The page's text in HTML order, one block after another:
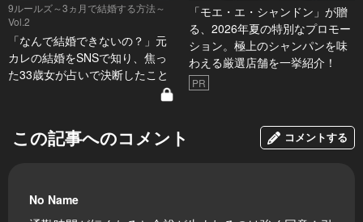
9ルールズ～3ヵ月で結婚する方法～
Vol.2
「なんで結婚できないの？」元
カレの結婚をSNSで知り、焦っ
た33歳女が占いで決断したこと
「モエ・エ・シャンドン」が贈
る、2026年夏の特別なプロモー
ション。極上のシャンパンを味
わえる厳選店舗を一挙紹介！
PR
この記事へのコメント コメントする
No Name